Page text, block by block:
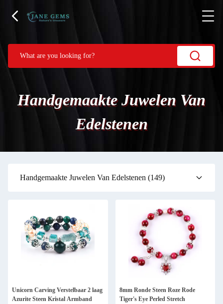
Handgemaakte Juwelen Van
Edelstenen
Handgemaakte Juwelen Van Edelstenen (149)
Unicorn Carving Verstelbaar 2 laag
Azurite Steen Kristal Armband
8mm Ronde Steen Roze Rode
Tiger's Eye Perled Stretch